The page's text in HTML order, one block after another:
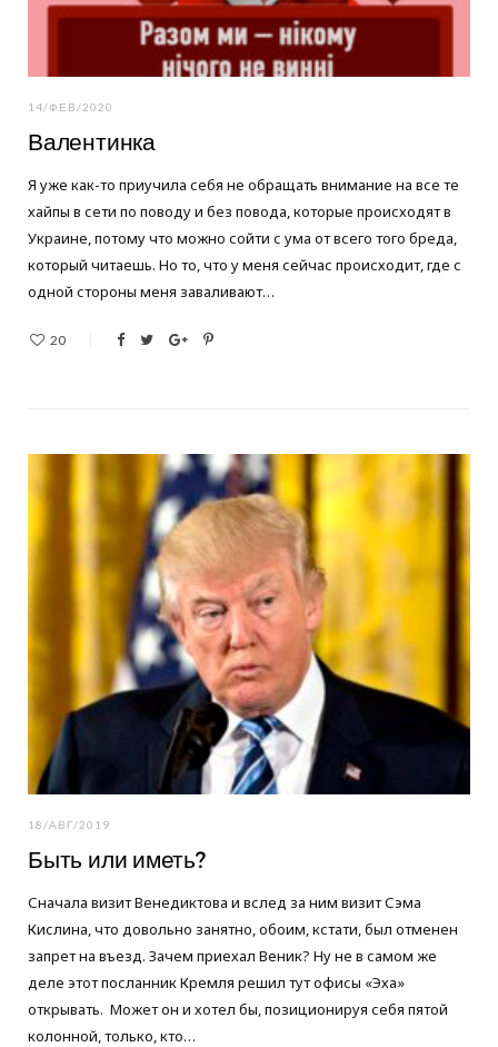
14/ФЕВ/2020
Валентинка
Я уже как-то приучила себя не обращать внимание на все те
хайпы в сети по поводу и без повода, которые происходят в
Украине, потому что можно сойти с ума от всего того бреда,
который читаешь. Но то, что у меня сейчас происходит, где с
одной стороны меня заваливают…
20
18/АВГ/2019
Быть или иметь?
Сначала визит Венедиктова и вслед за ним визит Сэма
Кислина, что довольно занятно, обоим, кстати, был отменен
запрет на въезд. Зачем приехал Веник? Ну не в самом же
деле этот посланник Кремля решил тут офисы «Эха»
открывать. Может он и хотел бы, позиционируя себя пятой
колонной, только, кто…